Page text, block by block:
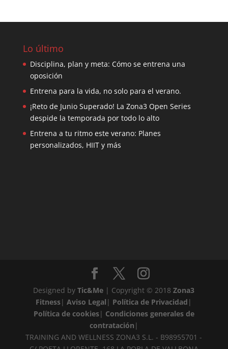
Lo último
Disciplina, plan y meta: Cómo se entrena una
oposición
Entrena para la vida, no solo para el verano.
¡Reto de Junio Superado! La Zona3 Open Series
despide la temporada por todo lo alto
Entrena a tu ritmo este verano: Planes
personalizados, HIIT y más
Designed byTic&Me | Copyright © 2018Zona3
Fitness|Aviso Legal | Política de Privacidad |
Política de cookies| Condiciones generales de
contratación |
TRAINING AND WELLNESS ZONA3 S.L. - B98955701 -